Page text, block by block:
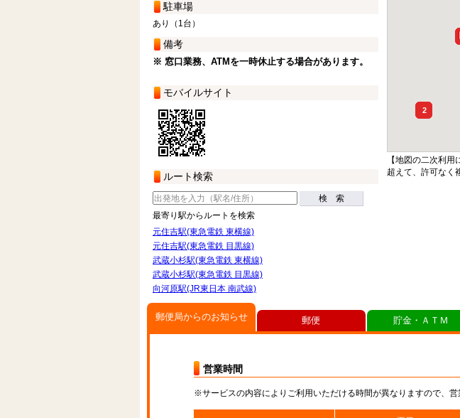
駐車場
あり（1台）
備考
※ 窓口業務、ATMを一時休止する場合があります。
モバイルサイト
ルート検索
検 索
最寄り駅からルートを検索
元住吉駅(東急電鉄 東横線)
元住吉駅(東急電鉄 目黒線)
武蔵小杉駅(東急電鉄 東横線)
武蔵小杉駅(東急電鉄 目黒線)
向河原駅(JR東日本 南武線)
2
【地図の二次利
超えて、許可なく
郵便局からのお知らせ
営業時間
※サービスの内容によりご利用いただける時間が異なりますので、
郵便 貯金・ＡＴＭ